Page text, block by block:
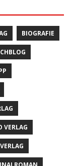
BIOGRAFIE
VERLAG